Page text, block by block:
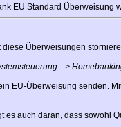
EU Standard Überweisung
diese Überweisungen
-->
EU-Überweisung senden.
es auch daran, dass sowohl